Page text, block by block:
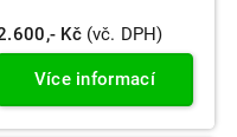
Kč (vč. DPH)
Více informací